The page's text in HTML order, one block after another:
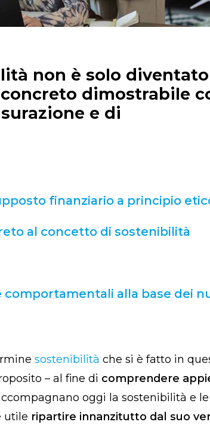
non è solo
dimostrabile
e di
finanziario a principio
al concetto di sostenibilità
alla base dei
sostenibilità che si è fatto in
– al fine di comprendere
oggi la sostenibilità e le
utile ripartire innanzitutto dal suo